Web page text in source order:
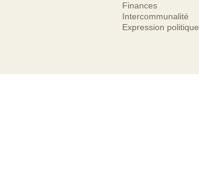
Finances
Intercommunalité
Expression politique